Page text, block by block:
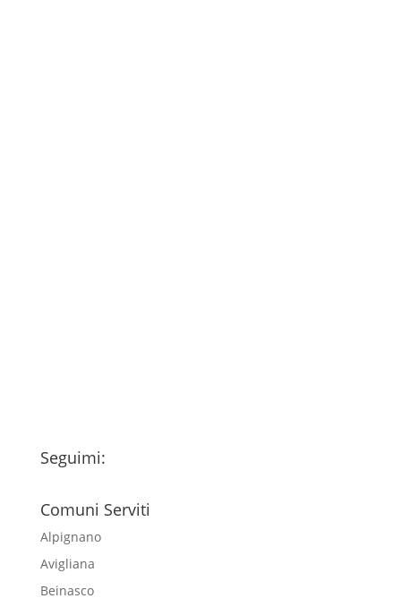
Seguimi:
Comuni Serviti
Alpignano
Avigliana
Beinasco